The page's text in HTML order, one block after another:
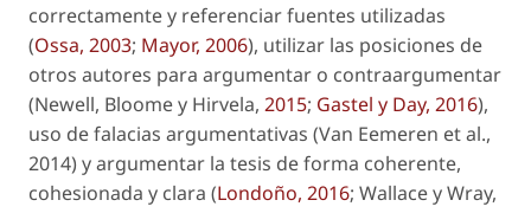
correctamente y referenciar fuentes utilizadas
(Ossa, 2003; Mayor, 2006), utilizar las posiciones de
otros autores para argumentar o contraargumentar
(Newell, Bloome y Hirvela, 2015; Gastel y Day, 2016),
uso de falacias argumentativas (Van Eemeren et al.,
2014) y argumentar la tesis de forma coherente,
cohesionada y clara (Londoño, 2016; Wallace y Wray,